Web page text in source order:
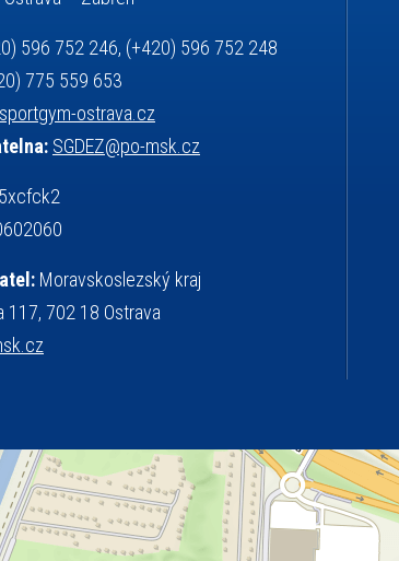
gymnastika sportovní lezení
squash stolní tenis
zkouška
tanec
sportovní přípravy
tělesná výchova
volejbal
základy společenských věd
zápas řeckořímský úřední deska
český jazyk
596 752 246, (+420) 596 752 248
775 559 653
ostrava.cz
SGDEZ@po-msk.cz
5xcfck2
Moravskoslezský kraj
117, 702 18 Ostrava